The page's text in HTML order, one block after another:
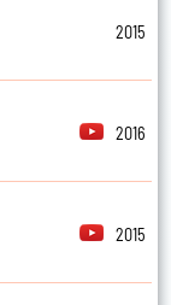
2015
2016
2015